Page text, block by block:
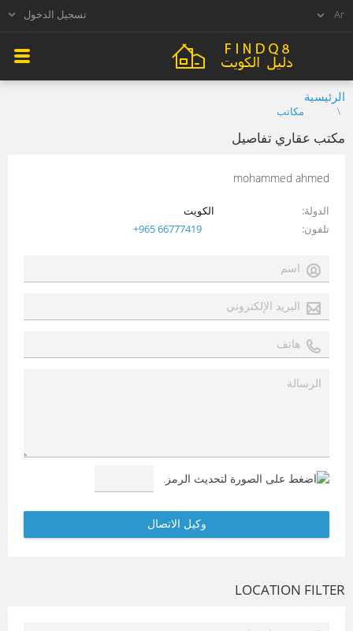
تسجيل الدخول
الرئيسية
مكاتب
مكتب عقاري تفاصيل
mohammed ahmed
الدولة
الكويت
تلفون
+965 66777419
LOCATION FILTER